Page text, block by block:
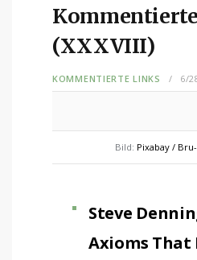
(XXXVIII)
KOMMENTIERTE LINKS 6/
Bild: Pixabay /
Steve
Axioms That